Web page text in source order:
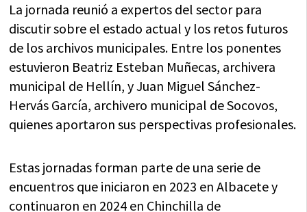
La jornada reunió a expertos del sector para
discutir sobre el estado actual y los retos futuros
de los archivos municipales. Entre los ponentes
estuvieron Beatriz Esteban Muñecas, archivera
municipal de Hellín, y Juan Miguel Sánchez-
Hervás García, archivero municipal de Socovos,
quienes aportaron sus perspectivas profesionales.
Estas jornadas forman parte de una serie de
encuentros que iniciaron en 2023 en Albacete y
continuaron en 2024 en Chinchilla de